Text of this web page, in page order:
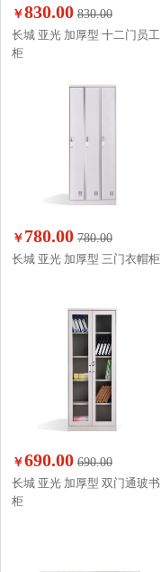
￥830.00 830.00
长城 亚光 加厚型 十二门员工
柜
￥ 780.00 780.00
长城 亚光 加厚型 三门衣帽柜
￥690.00 690.00
长城 亚光 加厚型 双门通玻书
柜